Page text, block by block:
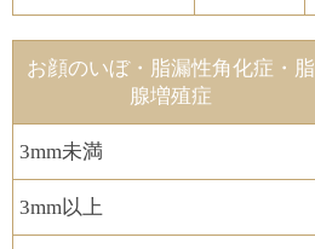
お顔のいぼ・脂漏性角化症・脂
腺増殖症
3mm未満
3mm以上